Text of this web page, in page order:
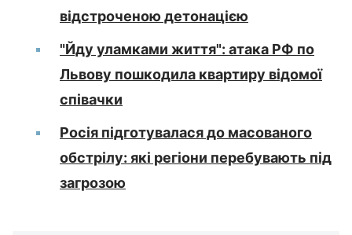
відстроченою детонацією
"Йду уламками життя": атака РФ по
Львову пошкодила квартиру відомої
співачки
Росія підготувалася до масованого
обстрілу: які регіони перебувають під
загрозою